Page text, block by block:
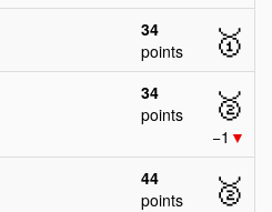
34
points
🥇
34
points
🥈
−1 ▼
44
points
🥈